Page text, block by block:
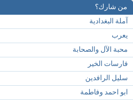
من شارك؟
آملة البغدادية
يعرب
محبة الآل والصحابة
فارسات الخير
سليل الرافدين
ابو احمد وفاطمة